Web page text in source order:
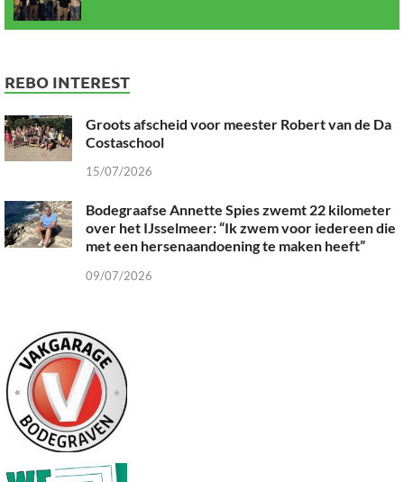
REBO INTEREST
Groots afscheid voor meester Robert van de Da
Costaschool
15/07/2026
Bodegraafse Annette Spies zwemt 22 kilometer
over het IJsselmeer: “Ik zwem voor iedereen die
met een hersenaandoening te maken heeft”
09/07/2026